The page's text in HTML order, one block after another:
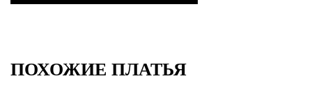
ПОХОЖИЕ ПЛАТЬЯ